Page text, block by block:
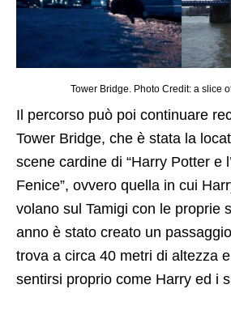
Tower Bridge. Photo Credit: a slice
Il percorso può poi continuare
Tower Bridge, che è stata la
scene cardine di “Harry Potter e
Fenice”, ovvero quella in cui
volano sul Tamigi con le proprie
anno è stato creato un
trova a circa 40 metri di altezza
sentirsi proprio come Harry ed i